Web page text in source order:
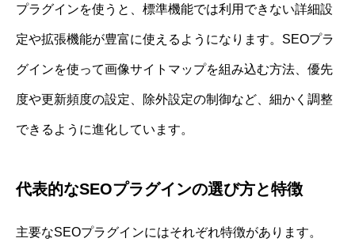
プラグインを使うと、標準機能では利用できない詳細設
定や拡張機能が豊富に使えるようになります。SEOプラ
グインを使って画像サイトマップを組み込む方法、優先
度や更新頻度の設定、除外設定の制御など、細かく調整
できるように進化しています。
代表的なSEOプラグインの選び方と特徴
主要なSEOプラグインにはそれぞれ特徴があります。